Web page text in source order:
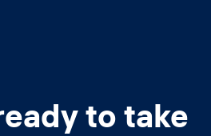
to take